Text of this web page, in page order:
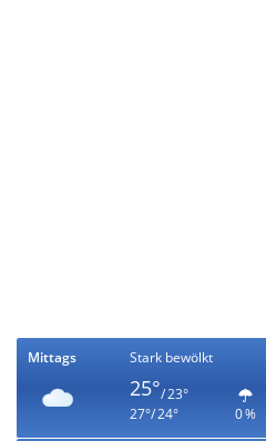
Mittags Stark bewölkt
25°/ 23°
27°/ 24°
0 %